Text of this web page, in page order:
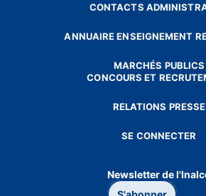
CONTACTS
ANNUAIRE ENSEIGNEMENT
MARCHÉS PUBLICS
CONCOURS ET
RELATIONS PRESSE
SE CONNECTER
Newsletter de